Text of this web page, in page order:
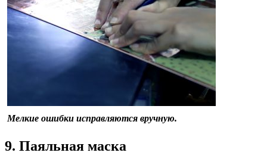
Мелкие ошибки исправляются вручную.
9. Паяльная маска